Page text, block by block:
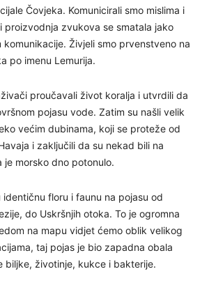
Čovjeka. Komunicirali smo mislima i
proizvodnja zvukova se smatala jako
komunikacije. Živjeli smo prvenstveno na
po imenu Lemurija.
proučavali život koralja i utvrdili da
pojasu vode. Zatim su našli velik
većim dubinama, koji se proteže od
i zaključili da su nekad bili na
je morsko dno potonulo.
identičnu floru i faunu na pojasu od
do Uskršnjih otoka. To je ogromna
na mapu vidjet ćemo oblik velikog
taj pojas je bio zapadna obala
biljke, životinje, kukce i bakterije.